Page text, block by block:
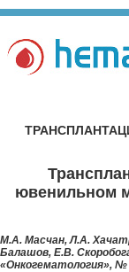
ювенильном
М.А. Масчан, Л.А.
Балашов, Е.В.
«Онкогематология», №